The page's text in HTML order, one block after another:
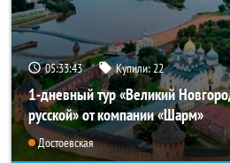
05:33:41 Купили: 22
1-дневный тур «Великий
русской» от компании «Шарм»
Достоевская